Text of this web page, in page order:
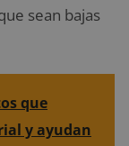
sean bajas
que
y ayudan